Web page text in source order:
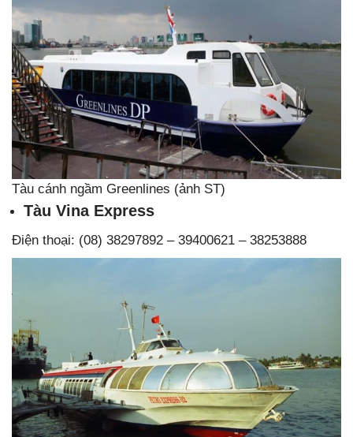
Tàu cánh ngầm Greenlines (ảnh ST)
Tàu Vina Express
Điện thoại: (08) 38297892 – 39400621 – 38253888